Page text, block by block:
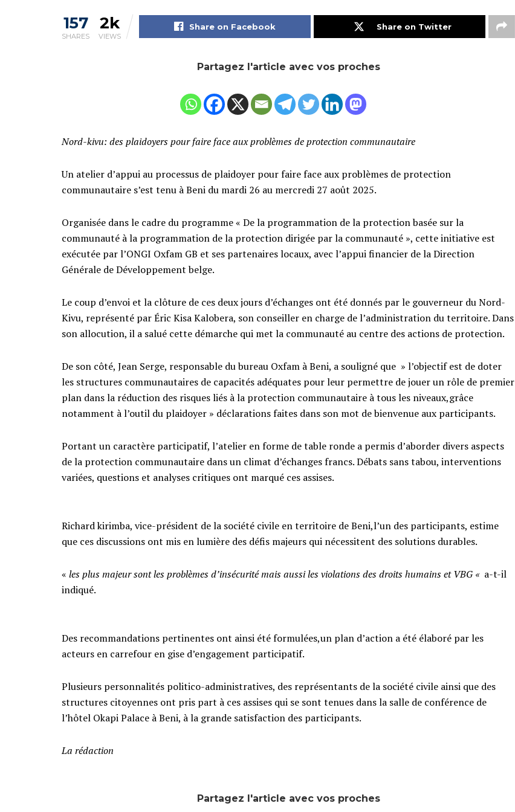
157
SHARES
2k
VIEWS
Share on Facebook Share on Twitter
Partagez l'article avec vos proches
Nord-kivu: des plaidoyers pour faire face aux problèmes de protection communautaire
Un atelier d’appui au processus de plaidoyer pour faire face aux problèmes de protection
communautaire s’est tenu à Beni du mardi 26 au mercredi 27 août 2025.
Organisée dans le cadre du programme « De la programmation de la protection basée sur la
communauté à la programmation de la protection dirigée par la communauté », cette initiative est
exécutée par l’ONGI Oxfam GB et ses partenaires locaux, avec l’appui financier de la Direction
Générale de Développement belge.
Le coup d’envoi et la clôture de ces deux jours d’échanges ont été donnés par le gouverneur du Nord-
Kivu, représenté par Éric Kisa Kalobera, son conseiller en charge de l’administration du territoire. Dans
son allocution, il a salué cette démarche qui met la communauté au centre des actions de protection.
De son côté, Jean Serge, responsable du bureau Oxfam à Beni, a souligné que » l’objectif est de doter
les structures communautaires de capacités adéquates pour leur permettre de jouer un rôle de premier
plan dans la réduction des risques liés à la protection communautaire à tous les niveaux,grâce
notamment à l’outil du plaidoyer » déclarations faites dans son mot de bienvenue aux participants.
Portant un caractère participatif, l’atelier en forme de table ronde a permis d’aborder divers aspects
de la protection communautaire dans un climat d’échanges francs. Débats sans tabou, interventions
variées, questions et analyses critiques ont marqué ces assises.
Richard kirimba, vice-président de la société civile en territoire de Beni,l’un des participants, estime
que ces discussions ont mis en lumière des défis majeurs qui nécessitent des solutions durables.
« les plus majeur sont les problèmes d’insécurité mais aussi les violations des droits humains et VBG « a-t-il
indiqué.
Des recommandations pertinentes ont ainsi été formulées,un plan d’action a été élaboré par les
acteurs en carrefour en gise d’engagement participatif.
Plusieurs personnalités politico-administratives, des représentants de la société civile ainsi que des
structures citoyennes ont pris part à ces assises qui se sont tenues dans la salle de conférence de
l’hôtel Okapi Palace à Beni, à la grande satisfaction des participants.
La rédaction
Partagez l'article avec vos proches